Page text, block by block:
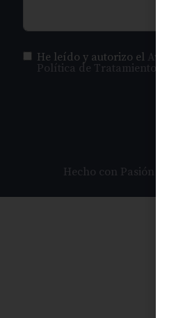
He leído y autorizo el
Política de Tratamiento de
Hecho con Pasión